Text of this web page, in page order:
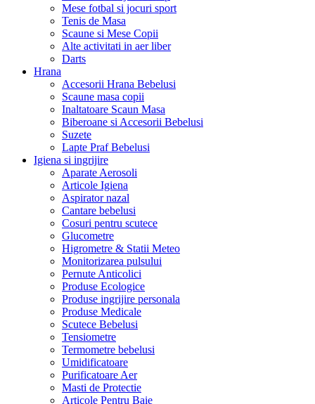
Mese fotbal si jocuri sport
Tenis de Masa
Scaune si Mese Copii
Alte activitati in aer liber
Darts
Hrana
Accesorii Hrana Bebelusi
Scaune masa copii
Inaltatoare Scaun Masa
Biberoane si Accesorii Bebelusi
Suzete
Lapte Praf Bebelusi
Igiena si ingrijire
Aparate Aerosoli
Articole Igiena
Aspirator nazal
Cantare bebelusi
Cosuri pentru scutece
Glucometre
Higrometre & Statii Meteo
Monitorizarea pulsului
Pernute Anticolici
Produse Ecologice
Produse ingrijire personala
Produse Medicale
Scutece Bebelusi
Tensiometre
Termometre bebelusi
Umidificatoare
Purificatoare Aer
Masti de Protectie
Articole Pentru Baie